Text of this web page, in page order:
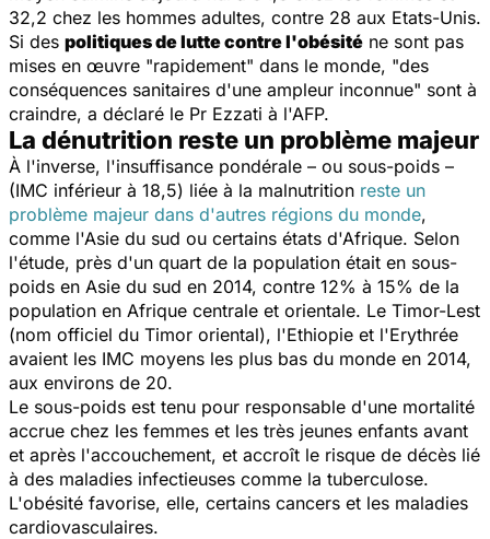
32,2 chez les hommes adultes, contre 28 aux Etats-Unis.
Si des politiques de lutte contre l'obésité ne sont pas
mises en œuvre "rapidement" dans le monde, "des
conséquences sanitaires d'une ampleur inconnue" sont à
craindre, a déclaré le Pr Ezzati à l'AFP.
La dénutrition reste un problème majeur
À l'inverse, l'insuffisance pondérale – ou sous-poids –
(IMC inférieur à 18,5) liée à la malnutrition reste un
problème majeur dans d'autres régions du monde,
comme l'Asie du sud ou certains états d'Afrique. Selon
l'étude, près d'un quart de la population était en sous-
poids en Asie du sud en 2014, contre 12% à 15% de la
population en Afrique centrale et orientale. Le Timor-Lest
(nom officiel du Timor oriental), l'Ethiopie et l'Erythrée
avaient les IMC moyens les plus bas du monde en 2014,
aux environs de 20.
Le sous-poids est tenu pour responsable d'une mortalité
accrue chez les femmes et les très jeunes enfants avant
et après l'accouchement, et accroît le risque de décès lié
à des maladies infectieuses comme la tuberculose.
L'obésité favorise, elle, certains cancers et les maladies
cardiovasculaires.